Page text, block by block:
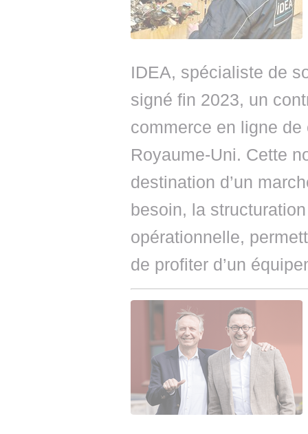
IDEA, spécialiste de
signé fin 2023, un
commerce en ligne
Royaume-Uni. Cette
destination d’un
besoin, la
opérationnelle,
de profiter d’un